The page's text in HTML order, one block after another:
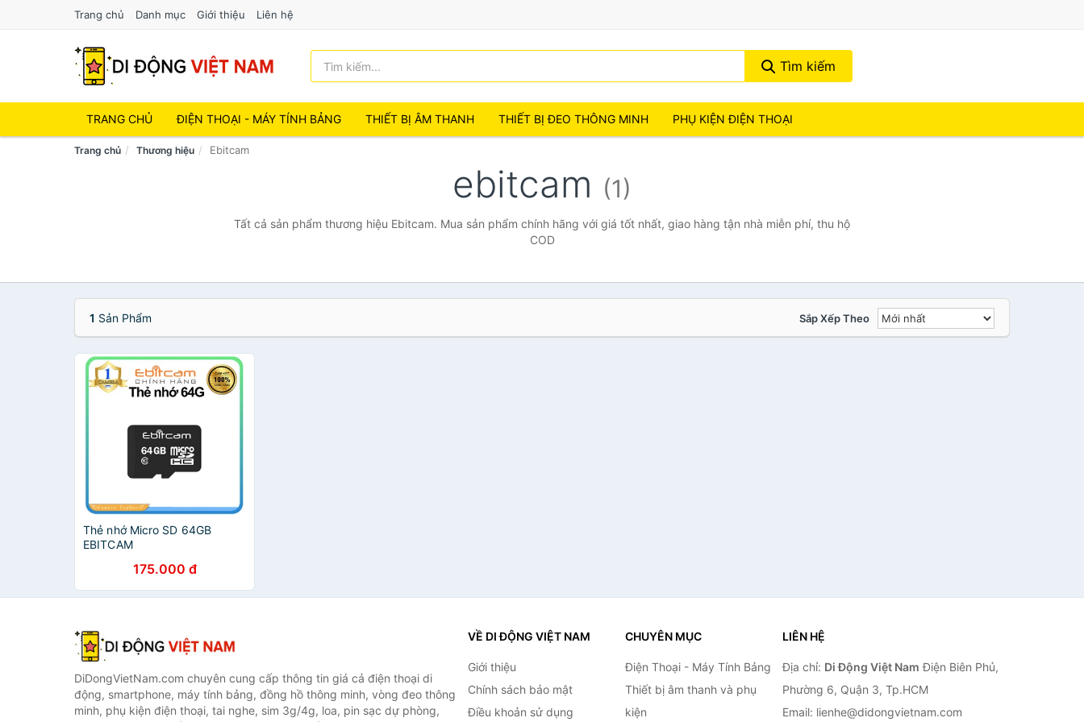
Trang chủ Danh mục Giới thiệu Liên hệ
Tìm kiếm
TRANG CHỦ ĐIỆN THOẠI - MÁY TÍNH BẢNG THIẾT BỊ ÂM THANH THIẾT BỊ ĐEO THÔNG MINH PHỤ KIỆN ĐIỆN THOẠI
Trang chủ Thương hiệu Ebitcam
ebitcam (1)
Tất cả sản phẩm thương hiệu Ebitcam. Mua sản phẩm chính hãng với giá tốt nhất, giao hàng tận nhà miễn phí, thu hộ
COD
1 Sản Phẩm Sắp Xếp Theo
Thẻ nhớ Micro SD 64GB
EBITCAM
175.000 đ
DiDongVietNam.com chuyên cung cấp thông tin giá cả điện thoại di
động, smartphone, máy tính bảng, đồng hồ thông minh, vòng đeo thông
minh, phụ kiện điện thoại, tai nghe, sim 3g/4g, loa, pin sạc dự phòng,
VỀ DI ĐỘNG VIỆT NAM
Giới thiệu
Chính sách bảo mật
Điều khoản sử dụng
CHUYÊN MỤC
Điện Thoại - Máy Tính Bảng
Thiết bị âm thanh và phụ
kiện
LIÊN HỆ
Địa chỉ: Di Động Việt Nam Điện Biên Phủ,
Phường 6, Quận 3, Tp.HCM
Email: lienhe@didongvietnam.com